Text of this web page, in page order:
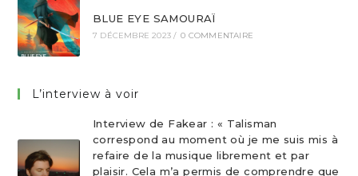
BLUE EYE SAMOURAÏ
7 DÉCEMBRE 2023 / 0 COMMENTAIRE
L’interview à voir
Interview de Fakear : « Talisman
correspond au moment où je me suis mis à
refaire de la musique librement et par
plaisir. Cela m’a permis de comprendre que